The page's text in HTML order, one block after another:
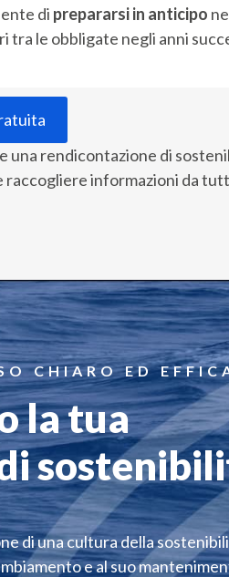
di prepararsi in anticipo
tra le obbligate negli anni
rendicontazione di
informazioni da
CHIARO ED
la tua
di una cultura della
e al suo